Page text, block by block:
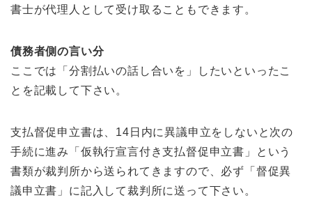
書士が代理人として受け取ることもできます。
債務者側の言い分
ここでは「分割払いの話し合いを」したいといったこ
とを記載して下さい。
支払督促申立書は、14日内に異議申立をしないと次の
手続に進み「仮執行宣言付き支払督促申立書」という
書類が裁判所から送られてきますので、必ず「督促異
議申立書」に記入して裁判所に送って下さい。